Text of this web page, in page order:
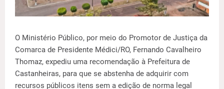
O Ministério Público, por meio do Promotor de Justiça da
Comarca de Presidente Médici/RO, Fernando Cavalheiro
Thomaz, expediu uma recomendação à Prefeitura de
Castanheiras, para que se abstenha de adquirir com
recursos públicos itens sem a edição de norma legal